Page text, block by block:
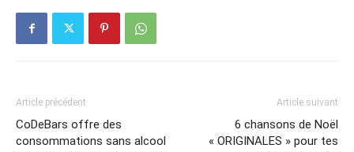
Article précédent
CoDeBars offre des
consommations sans alcool
Article suivant
6 chansons de Noël
« ORIGINALES » pour tes